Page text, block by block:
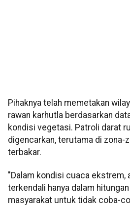
Pihaknya telah memetakan
rawan karhutla berdasarkan
kondisi vegetasi. Patroli darat
digencarkan, terutama di zona-
terbakar.
"Dalam kondisi cuaca ekstrem,
terkendali hanya dalam
masyarakat untuk tidak coba-